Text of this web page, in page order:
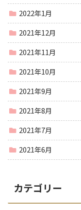
2022年1月
2021年12月
2021年11月
2021年10月
2021年9月
2021年8月
2021年7月
2021年6月
カテゴリー